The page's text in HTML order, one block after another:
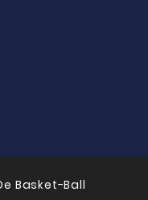
Basket-Ball